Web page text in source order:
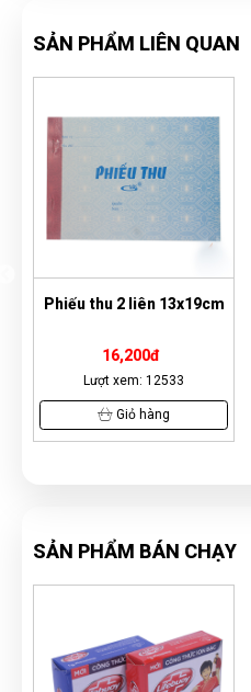
SẢN PHẨM LIÊN QUAN
Phiếu thu 2 liên 13x19cm
16,200đ
Lượt xem: 12533
Giỏ hàng
SẢN PHẨM BÁN CHẠY